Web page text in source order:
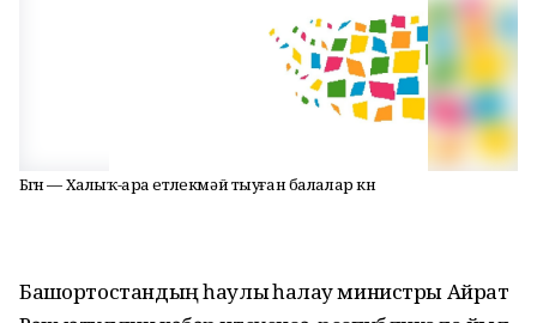
Бөгөн — Халыҡ-ара етлекмәй тыуған балалар көнө
Башҡортостандың һаулыҡ һаҡлау министры Айрат